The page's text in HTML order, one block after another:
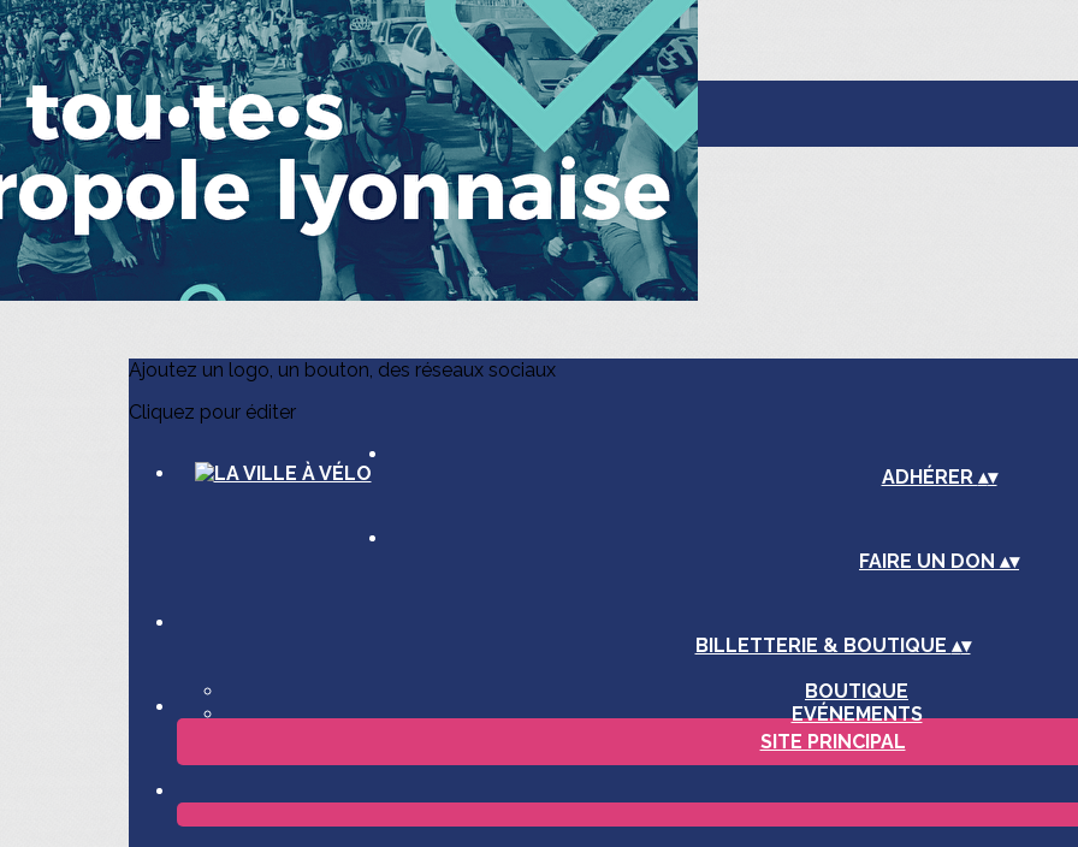
Exporter les lignes sélectionnées
Exporter toutes les colonnes
Exporter uniquement les colonnes affichées
Menu
Images de la page d'accueil
Cliquez pour éditer
Ajoutez un logo, un bouton, des réseaux sociaux
Cliquez pour éditer
ADHÉRER ▴▾
FAIRE UN DON ▴▾
BILLETTERIE & BOUTIQUE ▴▾
BOUTIQUE
EVÉNEMENTS
SITE PRINCIPAL